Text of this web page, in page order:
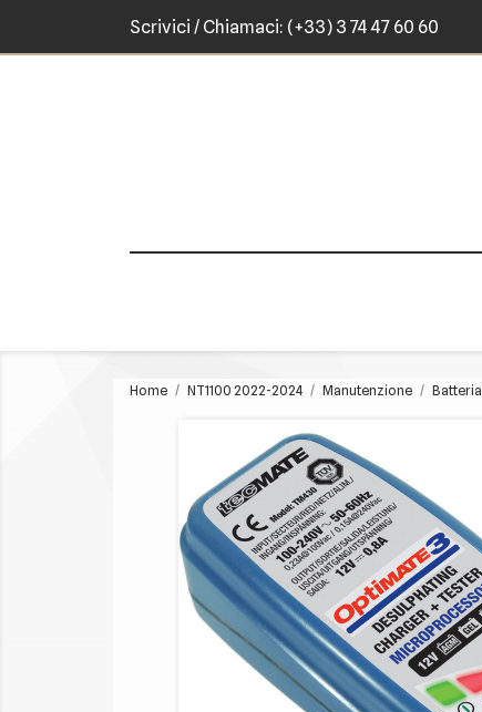
Scrivici / Chiamaci: (+33) 3 74 47 60 60
Home NT1100 2022-2024 Manutenzione Batteria